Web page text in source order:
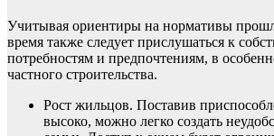
Учитывая ориентиры на нормативы
время также следует прислушаться к
потребностям и предпочтениям, в
частного строительства.
Рост жильцов. Поставив
высоко, можно легко создать